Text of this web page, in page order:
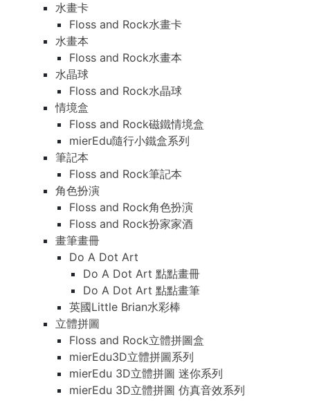
水畫卡
Floss and Rock水畫卡
水畫本
Floss and Rock水畫本
水晶球
Floss and Rock水晶球
情境盒
Floss and Rock磁鐵情境盒
mierEdu隨行小鐵盒系列
筆記本
Floss and Rock筆記本
角色扮演
Floss and Rock角色扮演
Floss and Rock扮家家酒
畫筆畫冊
Do A Dot Art
Do A Dot Art 點點畫冊
Do A Dot Art 點點畫筆
英國Little Brian水彩棒
立體拼圖
Floss and Rock立體拼圖盒
mierEdu3D立體拼圖系列
mierEdu 3D立體拼圖 迷你系列
mierEdu 3D立體拼圖 仿真音效系列